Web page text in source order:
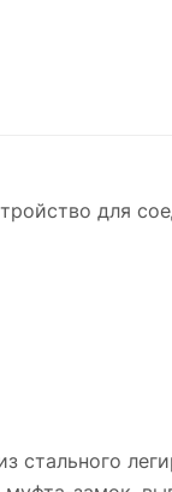
для
стального